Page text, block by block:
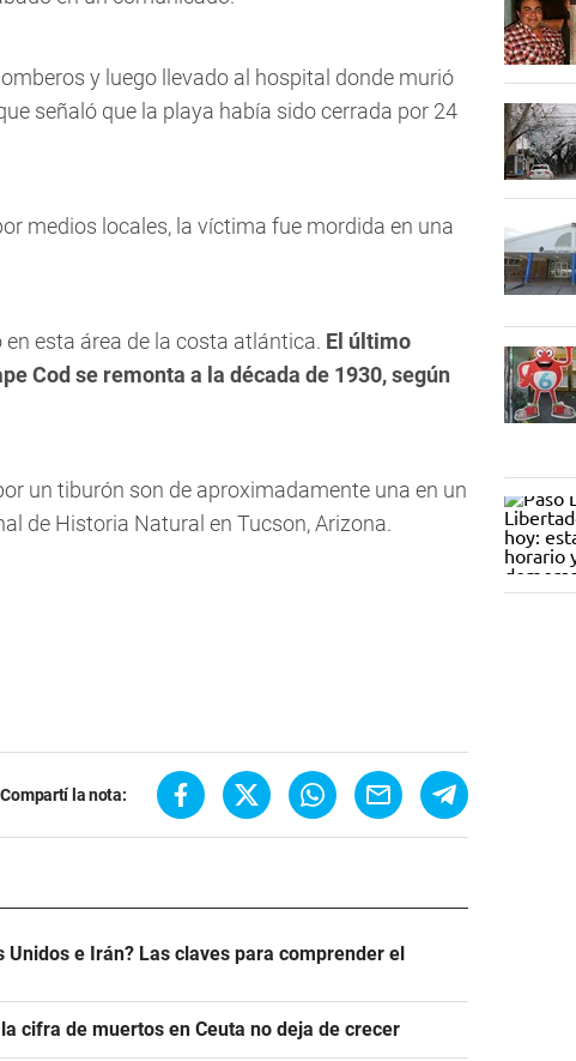
y luego llevado al hospital donde murió
señaló que la playa había sido cerrada por 24
medios locales, la víctima fue mordida en una
esta área de la costa atlántica. El último
Cod se remonta a la década de 1930, según
un tiburón son de aproximadamente una en un
de Historia Natural en Tucson, Arizona.
Compartí la nota:
e Irán? Las claves para comprender el
cifra de muertos en Ceuta no deja de crecer